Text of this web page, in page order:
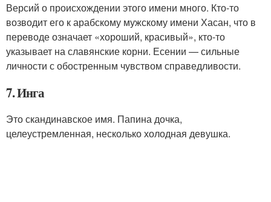
Версий о происхождении этого имени много. Кто-то
возводит его к арабскому мужскому имени Хасан, что в
переводе означает «хороший, красивый», кто-то
указывает на славянские корни. Есении — сильные
личности с обостренным чувством справедливости.
7. Инга
Это скандинавское имя. Папина дочка,
целеустремленная, несколько холодная девушка.